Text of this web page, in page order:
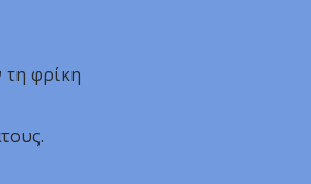
φρίκη